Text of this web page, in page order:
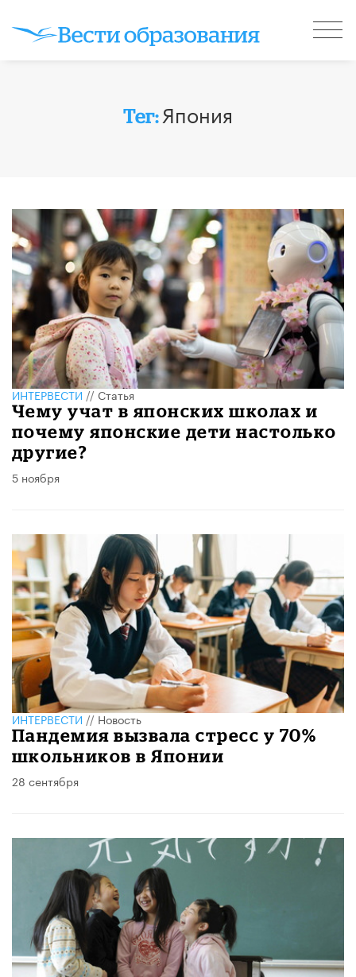
Тег: Япония
ИНТЕРВЕСТИ//Статья
Чему учат в японских школах и
почему японские дети настолько
другие?
5 ноября
ИНТЕРВЕСТИ//Новость
Пандемия вызвала стресс у 70%
школьников в Японии
28 сентября